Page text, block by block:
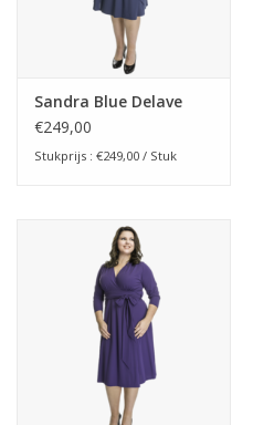
Maatadvies
Sandra Blue Delave
€249,00
Stukprijs : €249,00 / Stuk